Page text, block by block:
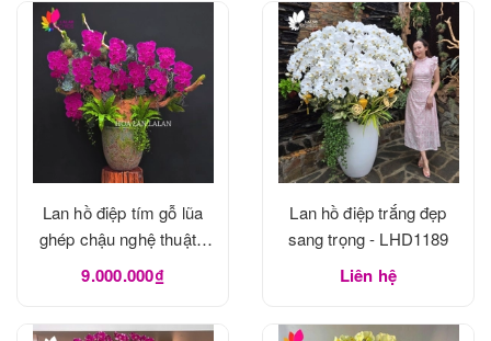
Lan hồ điệp tím gỗ lũa
ghép chậu nghệ thuật -
LHD1190
9.000.000₫
Lan hồ điệp trắng đẹp
sang trọng - LHD1189
Liên hệ